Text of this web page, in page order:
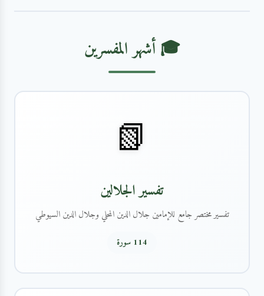
🎓 أشهر المفسرين
📗
تفسير الجلالين
تفسير مختصر جامع للإمامين جلال الدين المحلي وجلال الدين السيوطي
114 سورة